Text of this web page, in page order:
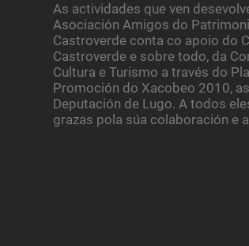
As actividades que ven
Asociación Amigos do
Castroverde conta co apoio do
Castroverde e sobre todo, da
Cultura e Turismo a través do
Promoción do Xacobeo 2010,
Deputación de Lugo. A todos
grazas pola súa colaboración e